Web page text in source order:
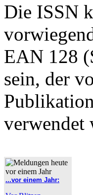
Die ISSN
EAN 128
sein, der
verwendet
...vor einem Jahr: